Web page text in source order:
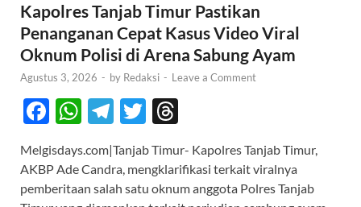
Kapolres Tanjab Timur Pastikan
Penanganan Cepat Kasus Video Viral
Oknum Polisi di Arena Sabung Ayam
Agustus 3, 2026 - by Redaksi - Leave a Comment
F
e
b
W
at
s
T
e
gr
T
itt
er
e
a
Melgisdays.com|Tanjab Timur- Kapolres Tanjab Timur,
AKBP Ade Candra, mengklarifikasi terkait viralnya
pemberitaan salah satu oknum anggota Polres Tanjab